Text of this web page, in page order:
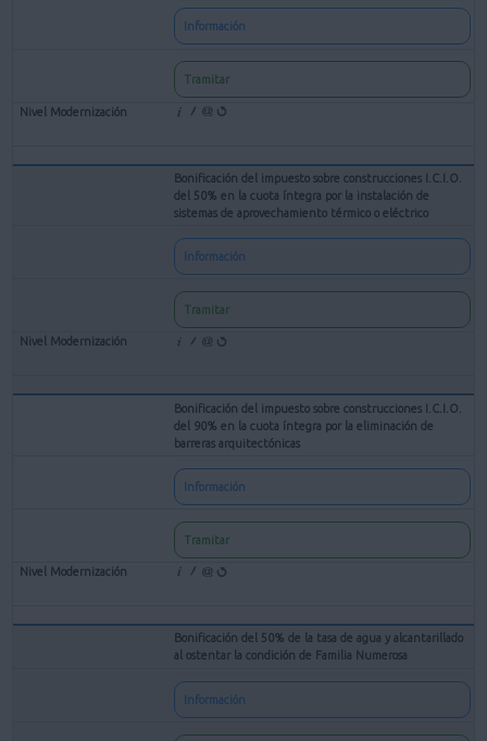
Información
Tramitar
Bonificación del impuesto sobre construcciones I.C.I.O.
del 50% en la cuota íntegra por la instalación de
sistemas de aprovechamiento térmico o eléctrico
Información
Tramitar
Bonificación del impuesto sobre construcciones I.C.I.O.
del 90% en la cuota íntegra por la eliminación de
barreras arquitectónicas
Información
Tramitar
Bonificación del 50% de la tasa de agua y alcantarillado
al ostentar la condición de Familia Numerosa
Información